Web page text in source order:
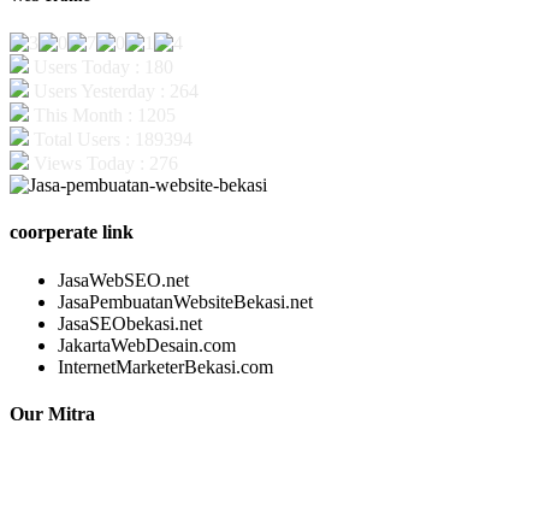
coorperate link
JasaWebSEO.net
JasaPembuatanWebsiteBekasi.net
JasaSEObekasi.net
JakartaWebDesain.com
InternetMarketerBekasi.com
Our Mitra